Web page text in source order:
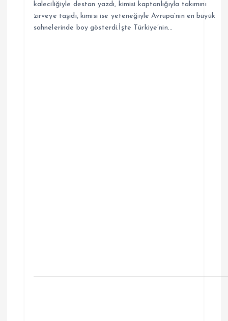
kaleciliğiyle destan yazdı, kimisi kaptanlığıyla takımını
zirveye taşıdı, kimisi ise yeteneğiyle Avrupa’nın en büyük
sahnelerinde boy gösterdi.İşte Türkiye’nin…